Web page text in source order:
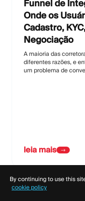
Funnel de
Onde os
Cadastro,
Negociação
A maioria das
diferentes razões, e
um problema de
leia mais
9 de julho de 2026
Índice
By continuing to use this
cookie policy